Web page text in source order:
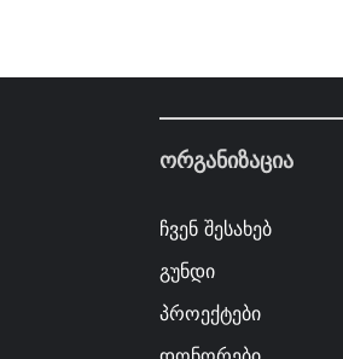
ორგანიზაცია
ჩვენ შესახებ
გუნდი
პროექტები